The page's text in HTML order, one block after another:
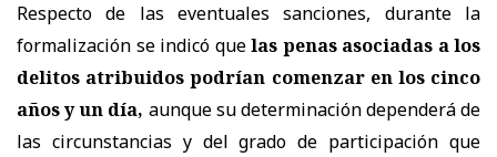
Respecto de las eventuales sanciones, durante la
formalización se indicó quelas penas asociadas a los
delitos atribuidos podrían comenzar en los cinco
años y un día, aunque su determinación dependerá de
las circunstancias y del grado de participación que